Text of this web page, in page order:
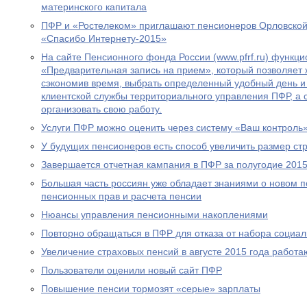
материнского капитала
ПФР и «Ростелеком» приглашают пенсионеров Орловской
«Спасибо Интернету-2015»
На сайте Пенсионного фонда России (www.pfrf.ru)
«Предварительная запись на прием», который
сэкономив время, выбрать определенный удобный день
клиентской службы территориального управления ПФР,
организовать свою работу.
Услуги ПФР можно оценить через систему «Ваш
У будущих пенсионеров есть способ увеличить размер
Завершается отчетная кампания в ПФР за полугодие
Большая часть россиян уже обладает знаниями о новом
пенсионных прав и расчета пенсии
Нюансы управления пенсионными накоплениями
Повторно обращаться в ПФР для отказа от набора
Увеличение страховых пенсий в августе 2015 года
Пользователи оценили новый сайт ПФР
Повышение пенсии тормозят «серые» зарплаты